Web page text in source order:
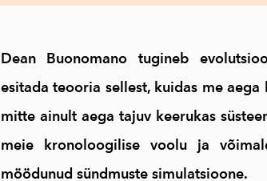
Dean Buonomano tugineb
esitada teooria sellest, kuidas me
mitte ainult aega tajuv keerukas
meie kronoloogilise voolu ja
möödunud sündmuste simulatsioone.